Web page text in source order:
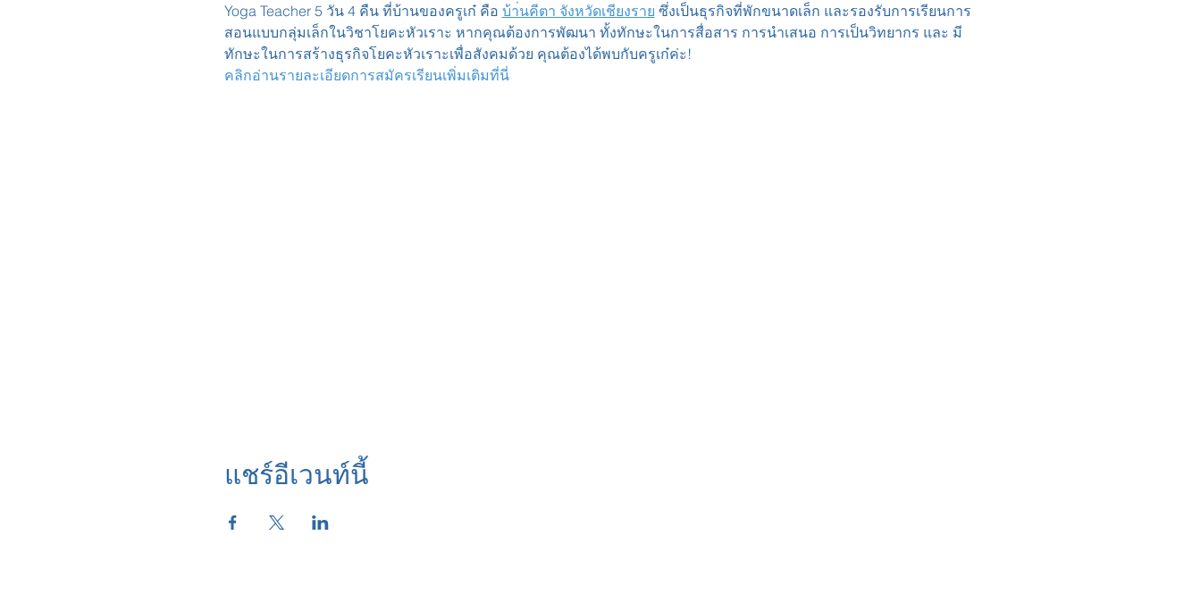
Yoga Teacher 5 วัน 4 คืน ที่บ้านของครูเก๋ คือ บ้า่นคีตา จังหวัดเชียงราย ซึ่งเป็นธุรกิจที่พักขนาดเล็ก และรองรับการเรียนการ
สอนแบบกลุ่มเล็กในวิชาโยคะหัวเราะ หากคุณต้องการพัฒนา ทั้งทักษะในการสื่อสาร การนำเสนอ การเป็นวิทยากร และ มี
ทักษะในการสร้างธุรกิจโยคะหัวเราะเพื่อสังคมด้วย คุณต้องได้พบกับครูเก๋ค่ะ!
คลิกอ่านรายละเอียดการสมัครเรียนเพิ่มเติมที่นี่
แชร์อีเวนท์นี้